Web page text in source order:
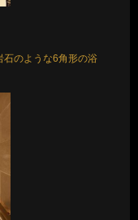
石のような6角形の浴